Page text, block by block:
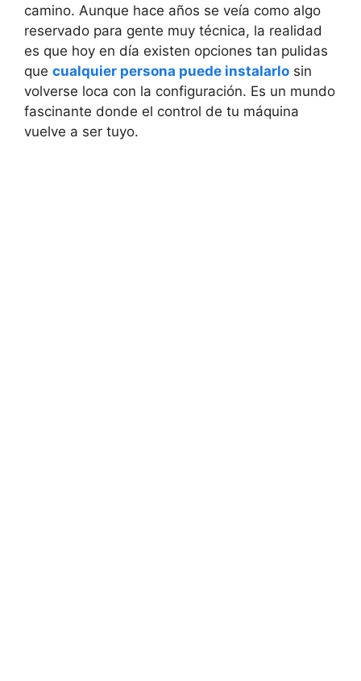
camino. Aunque hace años se veía como algo
reservado para gente muy técnica, la realidad
es que hoy en día existen opciones tan pulidas
que cualquier persona puede instalarlo sin
volverse loca con la configuración. Es un mundo
fascinante donde el control de tu máquina
vuelve a ser tuyo.